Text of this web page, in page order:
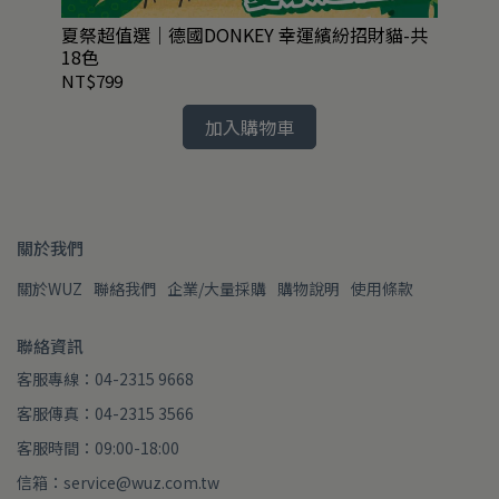
夏祭超值選｜德國DONKEY 幸運繽紛招財貓-共
18色
NT$799
加入購物車
關於我們
關於WUZ 聯絡我們 企業/大量採購 購物說明 使用條款
聯絡資訊
客服專線：04-2315 9668
客服傳真：04-2315 3566
客服時間：09:00-18:00
信箱：service@wuz.com.tw